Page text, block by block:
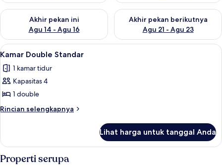
Akhir pekan ini
Agu 14 - Agu 16
Periksa ketersediaan untuk akhir pekan ini Agu 14 - Agu 16
Akhir pekan berikutnya
Agu 21 - Agu 23
Periksa ketersediaan untuk
Lihat
semua
foto
untuk
Kamar
Double
7
Kamar Double Standar
1 kamar tidur
Kapasitas 4
1 double
Rincian selengkapnya
Rincian
Kamar
Double
Standar
Lihat harga untuk tanggal Anda
Properti serupa